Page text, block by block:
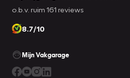
o.b.v. ruim 161 reviews
8.7/10
Mijn Vakgarage